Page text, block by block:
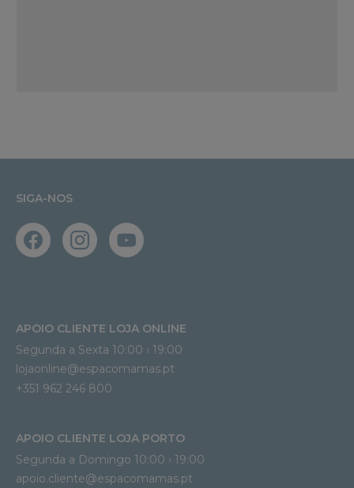
SIGA-NOS
APOIO CLIENTE LOJA ONLINE
Segunda a Sexta 10:00 › 19:00
lojaonline@espacomamas.pt
+351 962 246 800
APOIO CLIENTE LOJA PORTO
Segunda a Domingo 10:00 › 19:00
apoio.cliente@espacomamas.pt